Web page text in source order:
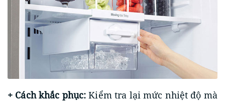
+ Cách khắc phục: Kiểm tra lại mức nhiệt độ mà